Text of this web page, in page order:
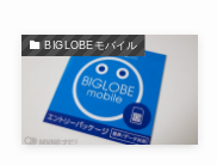
BIGLOBEモバイル